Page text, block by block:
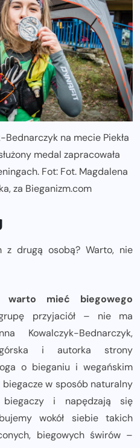
Bednarczyk na mecie Piekła
medal zapracowała
Fot: Fot. Magdalena
za Bieganizm.com
z drugą osobą? Warto, nie
warto mieć biegowego
przyjaciół – nie ma
Kowalczyk-Bednarczyk,
górska i autorka strony
o bieganiu i wegańskim
biegacze w sposób naturalny
i napędzają się
wokół siebie takich
biegowych świrów –